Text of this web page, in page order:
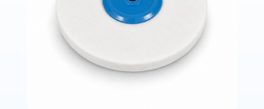
Outillage pour atelier
Outillage pour embouts
Outillages & consommables